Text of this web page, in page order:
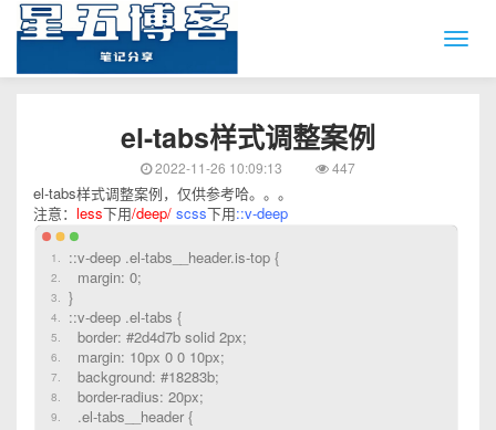
el-tabs样式调整案例
2022-11-26 10:09:13 447
el-tabs样式调整案例，仅供参考哈。。。
注意： less下用/deep/ scss下用::v-deep
::v-deep .el-tabs__header.is-top {
margin: 0;
}
::v-deep .el-tabs {
border: #2d4d7b solid 2px;
margin: 10px 0 0 10px;
background: #18283b;
border-radius: 20px;
.el-tabs__header {